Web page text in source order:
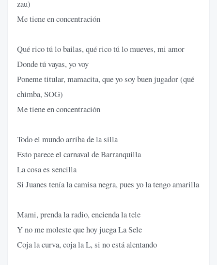
zau)
Me tiene en concentración
Qué rico tú lo bailas, qué rico tú lo mueves, mi amor
Donde tú vayas, yo voy
Poneme titular, mamacita, que yo soy buen jugador (qué
chimba, SOG)
Me tiene en concentración
Todo el mundo arriba de la silla
Esto parece el carnaval de Barranquilla
La cosa es sencilla
Si Juanes tenía la camisa negra, pues yo la tengo amarilla
Mami, prenda la radio, encienda la tele
Y no me moleste que hoy juega La Sele
Coja la curva, coja la L, si no está alentando